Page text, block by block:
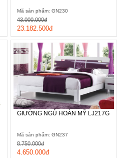
Mã sản phẩm: GN230
23.182.500đ
43.000.000đ
GIƯỜNG NGỦ HOÀN MỸ LJ217G
Mã sản phẩm: GN237
4.650.000đ
8.750.000đ